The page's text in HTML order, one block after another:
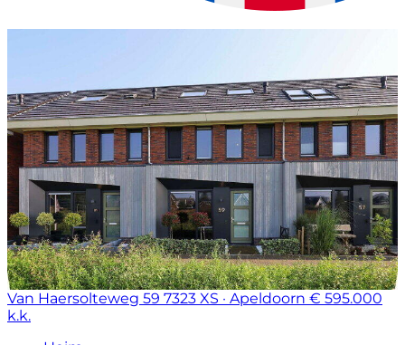
Van Haersolteweg 59 7323 XS · Apeldoorn € 595.000
k.k.